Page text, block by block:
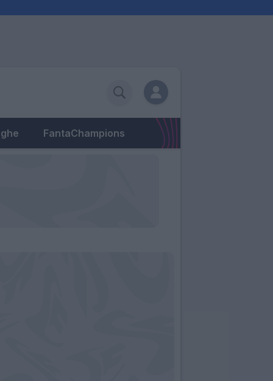
FantaChampions